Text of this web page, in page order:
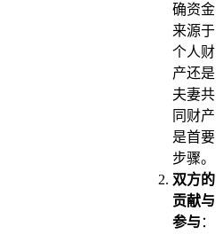
确资金
来源于
个人财
产还是
夫妻共
同财产
是首要
步骤。
双方的
贡献与
参与 ：